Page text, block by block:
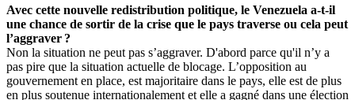
Avec cette nouvelle redistribution politique, le Venezuela a-t-il
une chance de sortir de la crise que le pays traverse ou cela peut
l’aggraver ?
Non la situation ne peut pas s’aggraver. D'abord parce qu'il n’y a
pas pire que la situation actuelle de blocage. L’opposition au
gouvernement en place, est majoritaire dans le pays, elle est de plus
en plus soutenue internationalement et elle a gagné dans une élection